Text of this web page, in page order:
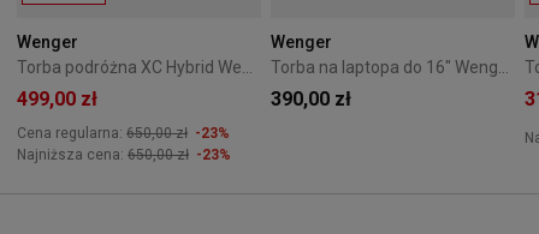
Wenger
499,00 zł
Cena regularna: 650,00 zł -23%
Najniższa cena: 650,00 zł -23%
Wenger
390,00 zł